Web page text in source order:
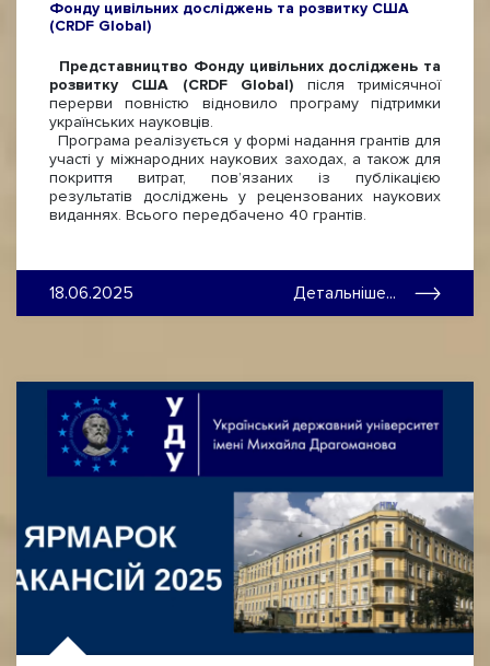
Фонду цивільних досліджень та розвитку США
(CRDF Global)
Представництво Фонду цивільних досліджень та
розвитку США (CRDF Global) після тримісячної
перерви повністю відновило програму підтримки
українських науковців.
Програма реалізується у формі надання грантів для
участі у міжнародних наукових заходах, а також для
покриття витрат, пов’язаних із публікацією
результатів досліджень у рецензованих наукових
виданнях. Всього передбачено 40 грантів.
18.06.2025 Детальніше...